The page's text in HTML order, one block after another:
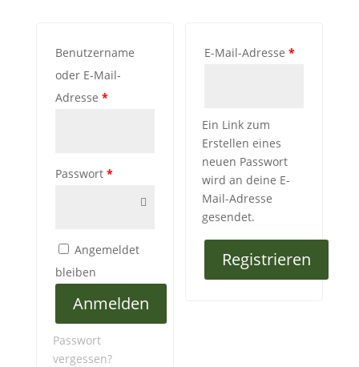
Benutzername
oder E-Mail-
Adresse *
Passwort *
Angemeldet
bleiben
Anmelden
Passwort
vergessen?
E-Mail-Adresse*
Ein Link zum
Erstellen eines
neuen Passwort
wird an deine E-
Mail-Adresse
gesendet.
Registrieren